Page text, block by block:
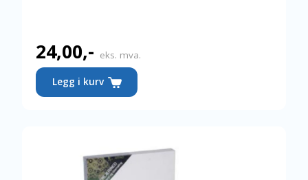
24,00,- eks. mva.
Legg i kurv